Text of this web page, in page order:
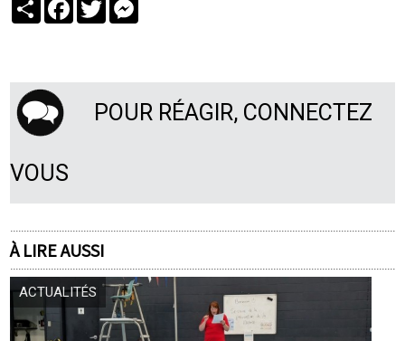
POUR RÉAGIR, CONNECTEZ
VOUS
À LIRE AUSSI
ACTUALITÉS